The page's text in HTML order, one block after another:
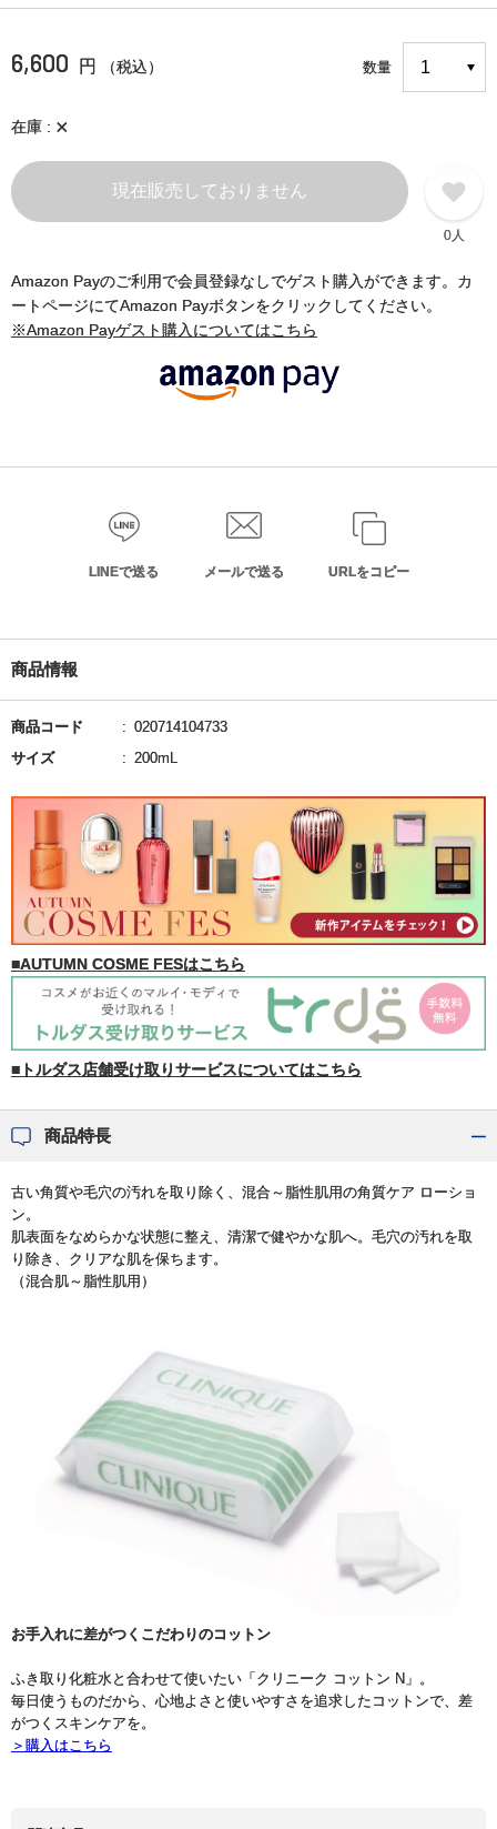
6,600 円 （税込） 数量
在庫 ×
現在販売しておりません
0人
Amazon Payのご利用で会員登録なしでゲスト購入ができます。カ
ートページにてAmazon Payボタンをクリックしてください。
※Amazon Payゲスト購入についてはこちら
LINEで送る メールで送る URLをコピー
商品情報
商品コード
020714104733
サイズ
200mL
■AUTUMN COSME FESはこちら
■トルダス店舗受け取りサービスについてはこちら
商品特長
古い角質や毛穴の汚れを取り除く、混合～脂性肌用の角質ケア ローショ
ン。
肌表面をなめらかな状態に整え、清潔で健やかな肌へ。毛穴の汚れを取
り除き、クリアな肌を保ちます。
（混合肌～脂性肌用）
お手入れに差がつくこだわりのコットン
ふき取り化粧水と合わせて使いたい「クリニーク コットン N」。
毎日使うものだから、心地よさと使いやすさを追求したコットンで、差
がつくスキンケアを。
＞購入はこちら